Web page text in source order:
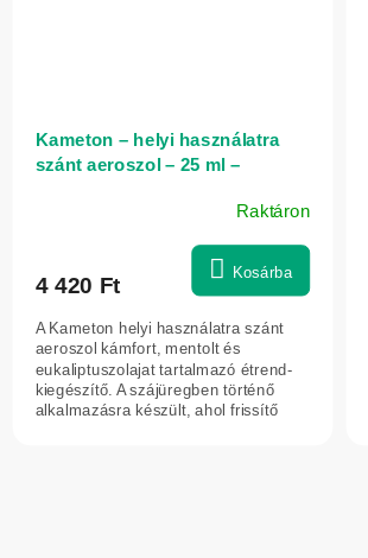
Kameton – helyi használatra
szánt aeroszol – 25 ml –
Raktáron
4 420 Ft Kosárba
A Kameton helyi használatra szánt
aeroszol kámfort, mentolt és
eukaliptuszolajat tartalmazó étrend-
kiegészítő. A szájüregben történő
alkalmazásra készült, ahol frissítő